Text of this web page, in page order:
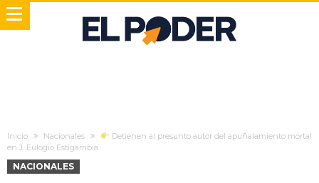
Inicio Nacionales
Detienen al presunto autor del apuñalamiento mortal
en J. Eulogio Estigarribia
NACIONALES